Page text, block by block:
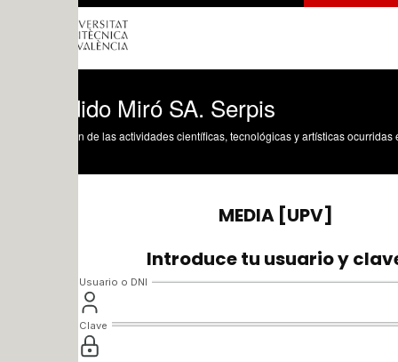
Miró SA. Serpis
de las actividades científicas, tecnológicas y artísticas ocurridas en los tres